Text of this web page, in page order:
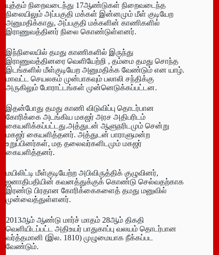
யுத்தம் நிறைவடைந்து 17ஆண்டுகள் நிறைவடைந்த
நிலையிலும் அப்பகுதி மக்கள் இன்னமும் மீள் குடியேற
அனுமதிக்காது, அப்பகுதி மக்களின் காணிகளில்
இராணுவத்தினர் நிலை கொண்டுள்ளனர்.
இந்நிலையில் தமது காணிகளில் இருந்து
இராணுவத்தினரை வெளியேற்றி , தம்மை தமது சொந்த
இடங்களில் மீள்குடியேற அனுமதிக்க வேண்டும் என யாழ்.
மாவட்ட செயலகம் முன்பாகவும் பலாலி சந்திக்கு
அருகிலும் போராட்டங்கள் முன்னெடுக்கப்பட்டன.
இதன்போது தமது காணி விடுவிப்பு தொடர்பான
கோரிக்கை அடங்கிய மகஜர் அரச அதிபரிடம்
கையளிக்கப்பட்டது.அத்துடன் ஆளுநரிடமும் சென்று
மகஜர் கையளித்தனர். அத்துடன் பாராளுமன்ற
உறுப்பினர்கள், மத தலைவர்களிடமும் மகஜர்
கையளித்தனர்.
மயிலிட்டி மீள்குடியேற்ற அபிவிருத்திக் குழுவினர்,
ஜனாதிபதியின் கவனத்துக்குக் கொண்டு செல்வதற்காக
இரண்டு பிரதான கோரிக்கைகளைத் தமது மனுவில்
முன்வைத்துள்ளனர்.
2013ஆம் ஆண்டு மார்ச் மாதம் 28ஆம் திகதி
வெளியிடப்பட்ட அதிஉயர் பாதுகாப்பு வலயம் தொடர்பான
வர்த்தமானி (இல. 1810) முழுமையாக நீக்கப்பட
வேண்டும்.